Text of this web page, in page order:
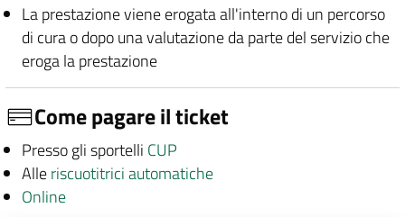
La prestazione viene erogata all'interno di un percorso
di cura o dopo una valutazione da parte del servizio che
eroga la prestazione
Come pagare il ticket
Presso gli sportelli CUP
Alleriscuotitrici automatiche
Online